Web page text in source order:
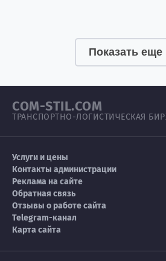
Показать еще
COM-STIL.COM
ТРАНСПОРТНО-ЛОГИСТИЧЕСКАЯ
Услуги и цены
Контакты администрации
Реклама на сайте
Обратная связь
Отзывы о работе сайта
Telegram-канал
Карта сайта